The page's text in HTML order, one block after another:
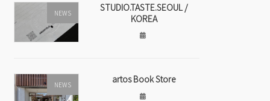
NEWS
STUDIO.TASTE.SEOUL /
KOREA
NEWS artos Book Store